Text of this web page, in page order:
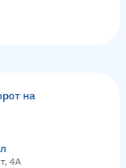
на
4А